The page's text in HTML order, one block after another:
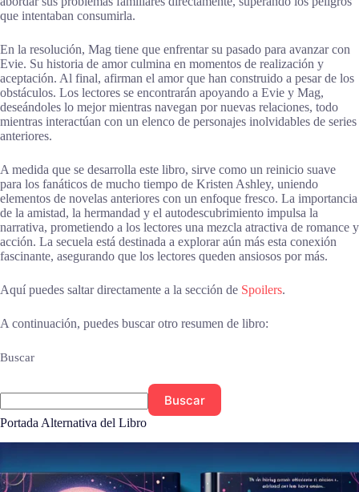
que intentaban consumirla.
En la resolución, Mag tiene que enfrentar su pasado para avanzar con
Evie. Su historia de amor culmina en momentos de realización y
aceptación. Al final, afirman el amor que han construido a pesar de los
obstáculos. Los lectores se encontrarán apoyando a Evie y Mag,
deseándoles lo mejor mientras navegan por nuevas relaciones, todo
mientras interactúan con un elenco de personajes inolvidables de series
anteriores.
A medida que se desarrolla este libro, sirve como un reinicio suave
para los fanáticos de mucho tiempo de Kristen Ashley, uniendo
elementos de novelas anteriores con un enfoque fresco. La importancia
de la amistad, la hermandad y el autodescubrimiento impulsa la
narrativa, prometiendo a los lectores una mezcla atractiva de romance y
acción. La secuela está destinada a explorar aún más esta conexión
fascinante, asegurando que los lectores queden ansiosos por más.
Aquí puedes saltar directamente a la sección de Spoilers.
A continuación, puedes buscar otro resumen de libro:
Buscar
Buscar
Portada Alternativa del Libro